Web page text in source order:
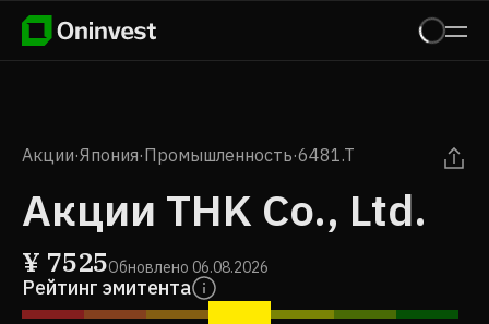
Акции·Япония·Промышленность·6481.T
Акции THK Co., Ltd.
¥ 7525Обновлено 06.08.2026
Рейтинг эмитента